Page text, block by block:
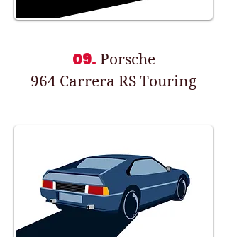
09. Porsche
964 Carrera RS Touring